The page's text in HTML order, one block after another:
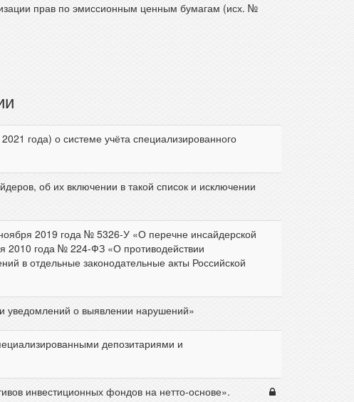
прав по эмиссионным ценным бумагам (исх. №
года) о системе учёта специализированного
об их включении в такой список и исключении
2019 года № 5326-У «О перечне инсайдерской
2010 года № 224-ФЗ «О противодействии
в отдельные законодательные акты Российской
уведомлений о выявлении нарушений»
депозитариями и
инвестиционных фондов на нетто-основе».